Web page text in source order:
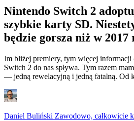
Nintendo Switch 2
szybkie karty SD.
będzie gorsza niż w 2017
Im bliżej premiery, tym więcej informacji
Switch 2 do nas spływa. Tym razem
— jedną rewelacyjną i jedną fatalną. Od
Daniel Buliński Zawodowo, całkowicie